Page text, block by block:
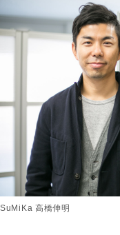
SuMiKa 高橋伸明